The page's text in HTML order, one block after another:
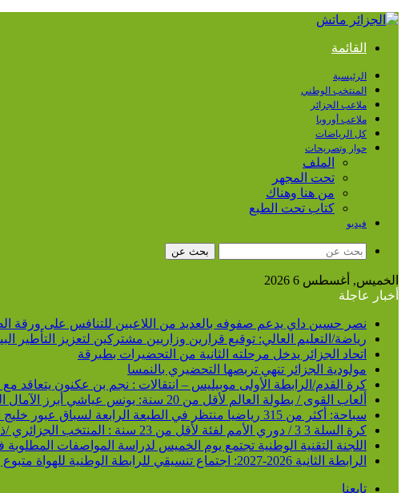
القائمة
الرئيسية
المنتخب الوطني
ملاعب الجزائر
ملاعب أوروبا
كل الرياضات
حوار وتصريحات
الملف
تحت المجهر
من هنا وهناك
كتاب تحت الطبع
فيديو
بحث عن
الخميس, أغسطس 6 2026
أخبار عاجلة
نصر حسين داي يدعم صفوفه بالعديد من اللاعبين للتنافس على ورقة
رياضة/التعليم العالي: توقيع قرارين وزاريين مشتركين لتعزيز التأطير
اتحاد الجزائر يدخل مرحلته الثانية من التحضيرات بطبرقة
مولودية الجزائر تنهي تربصها التحضيري بالنمسا
كرة القدم/الرابطة الأولى موبيليس – انتقالات : نجم بن عكنون يتعاقد
ألعاب القوى / بطولة العالم لأقل من 20 سنة: يونس عياشي أبرز الآمال الجزائرية للتتويج بميدالية عالمية
سباحة: أكثر من 315 رياضيا منتظر في الطبعة الرابعة لسباق عبور خليج الجزائر
كرة السلة 3 3 / دوري الأمم لفئة لأقل من 23 سنة : المنتخب الجزائري /ذكور/ يحقق فوزا ثانيا و يدعم مركزه في الصدارة
اللجنة التقنية الوطنية تجتمع يوم الخميس لدراسة المواصفات
الرابطة الثانية 2026-2027: اجتماع تنسيقي للرابطة الوطنية للهواة متبوع بسحب قرعة الرزنامة يوم الأحد المقبل
تابعنا